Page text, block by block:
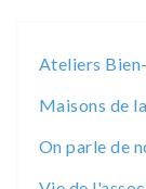
Ateliers
Maisons de
On parle de